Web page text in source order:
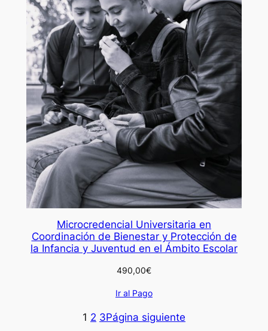
Microcredencial Universitaria en
Coordinación de Bienestar y Protección de
la Infancia y Juventud en el Ámbito Escolar
490,00€
Ir al Pago
1 2 3Página siguiente